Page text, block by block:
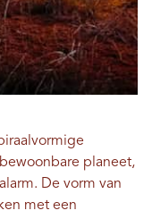
planeet,
De vorm van
met een